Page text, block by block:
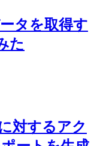
タを取得す
た
対するアク